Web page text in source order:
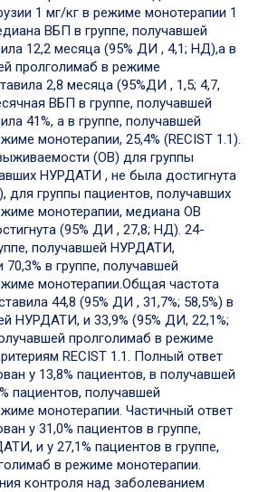
1 мг/кг в режиме монотерапии 1
ВБП в группе, получавшей
12,2 месяца (95% ДИ , 4,1; НД),а в
пролголимаб в режиме
2,8 месяца (95%ДИ , 1,5; 4,7,
ВБП в группе, получавшей
41%, а в группе, получавшей
монотерапии, 25,4% (RECIST 1.1).
(ОВ) для группы
НУРДАТИ , не была достигнута
группы пациентов, получавших
монотерапии, медиана ОВ
(95% ДИ , 27,8; НД). 24-
получавшей НУРДАТИ,
70,3% в группе, получавшей
монотерапии.Общая частота
44,8 (95% ДИ , 31,7%; 58,5%) в
НУРДАТИ, и 33,9% (95% ДИ, 22,1%;
пролголимаб в режиме
RECIST 1.1. Полный ответ
у 13,8% пациентов, в получавшей
пациентов, получавшей
монотерапии. Частичный ответ
у 31,0% пациентов в группе,
и у 27,1% пациентов в группе,
в режиме монотерапии.
контроля над заболеванием